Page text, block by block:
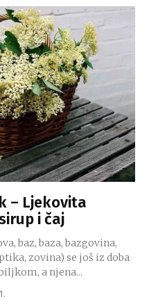
– Ljekovita
i čaj
baz, baza, bazgovina,
zovina) se još iz doba
a njena...